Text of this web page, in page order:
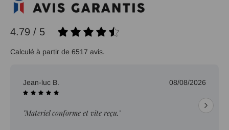
4.79 / 5
Calculé à partir de 6517 avis.
Jean-luc B. 08/08/2026
"Materiel conforme et vite reçu."